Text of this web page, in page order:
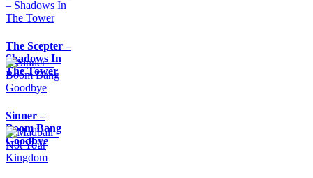
The Scepter –
Shadows In
The Tower
Sinner –
Boom Bang
Goodbye